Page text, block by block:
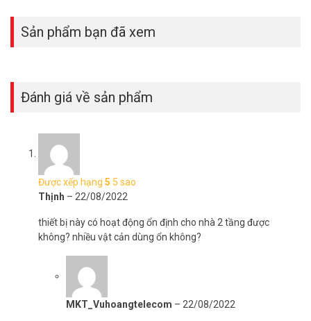
– Bảo hành: 36 tháng.
Đặt hàng Online ngay sản phẩm Grandstream GWN7615 xin vui
Sản phẩm bạn đã xem
Đánh giá về sản phẩm
Được xếp hạng 5 5 sao
Thịnh – 22/08/2022
thiết bị này có hoạt động ổn định cho nhà 2 tầng được
không? nhiều vật cản dùng ổn không?
MKT_Vuhoangtelecom – 22/08/2022